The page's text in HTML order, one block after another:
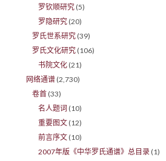
罗钦顺研究 (5)
罗隐研究 (20)
罗氏世系研究 (39)
罗氏文化研究 (106)
书院文化 (21)
网络通谱 (2,730)
卷首 (33)
名人题词 (10)
重要图文 (12)
前言序文 (10)
2007年版《中华罗氏通谱》总目录 (1)